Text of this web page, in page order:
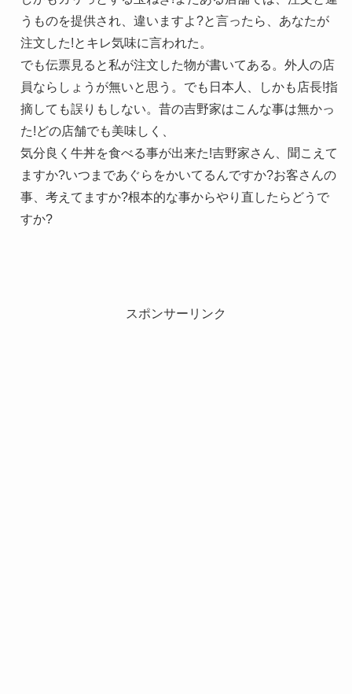
うものを提供され、違いますよ?と言ったら、あなたが
注文した!とキレ気味に言われた。
でも伝票見ると私が注文した物が書いてある。外人の店
員ならしょうが無いと思う。でも日本人、しかも店長!指
摘しても誤りもしない。昔の吉野家はこんな事は無かっ
た!どの店舗でも美味しく、
気分良く牛丼を食べる事が出来た!吉野家さん、聞こえて
ますか?いつまであぐらをかいてるんですか?お客さんの
事、考えてますか?根本的な事からやり直したらどうで
すか?
スポンサーリンク